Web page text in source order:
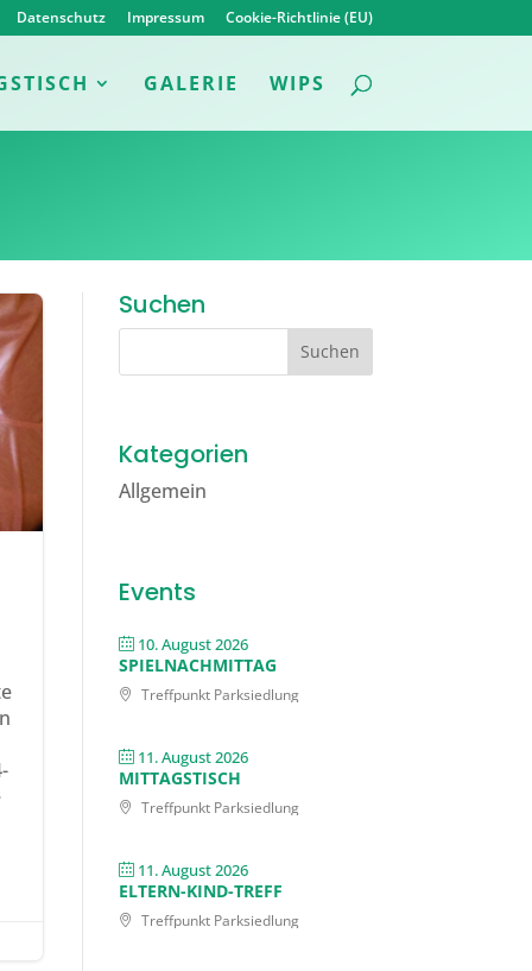
Datenschutz Impressum Cookie-Richtlinie (EU)
GALERIE WIPS
Suchen
Kategorien
Allgemein
Events
10. August 2026
SPIELNACHMITTAG
Treffpunkt Parksiedlung
11. August 2026
MITTAGSTISCH
Treffpunkt Parksiedlung
11. August 2026
ELTERN-KIND-TREFF
Treffpunkt Parksiedlung